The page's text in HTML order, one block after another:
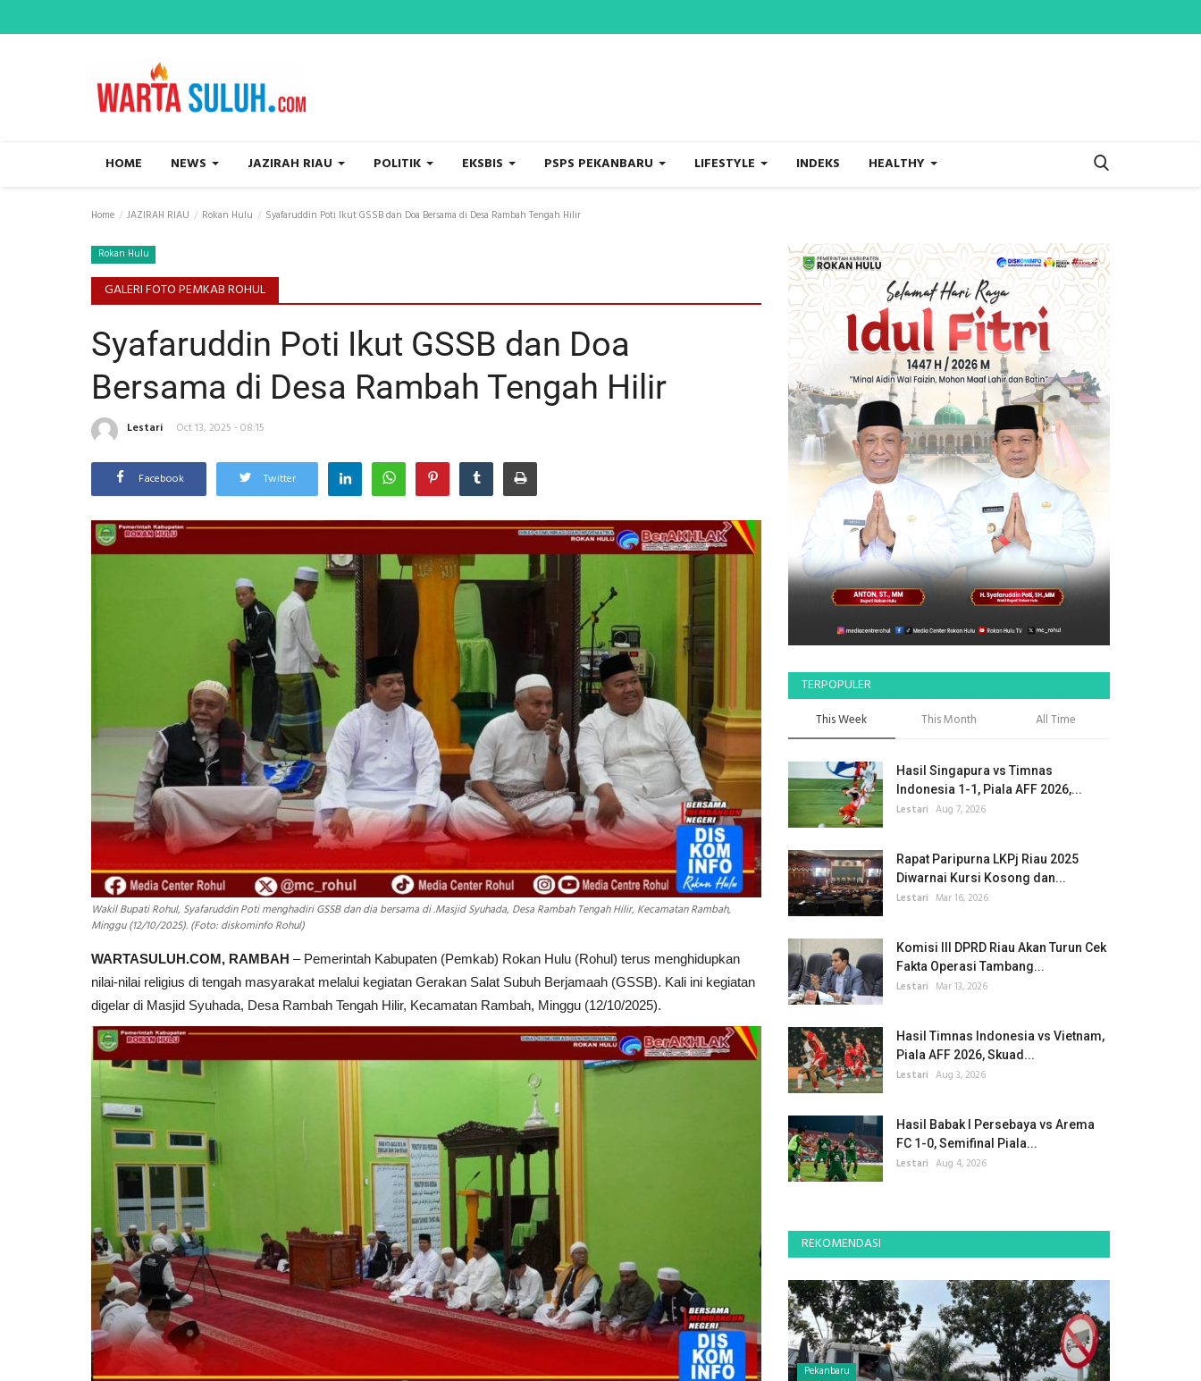
HOME NEWS JAZIRAH RIAU POLITIK EKSBIS PSPS PEKANBARU LIFESTYLE INDEKS HEALTHY
Home JAZIRAH RIAU Rokan Hulu Syafaruddin Poti Ikut GSSB dan Doa Bersama di Desa Rambah Tengah Hilir
Rokan Hulu
GALERI FOTO PEMKAB ROHUL
Syafaruddin Poti Ikut GSSB dan Doa
Bersama di Desa Rambah Tengah Hilir
Lestari Oct 13, 2025 - 08:15
Facebook Twitter
Wakil Bupati Rohul, Syafaruddin Poti menghadiri GSSB dan dia bersama di .Masjid Syuhada, Desa Rambah Tengah Hilir, Kecamatan Rambah,
Minggu (12/10/2025). (Foto: diskominfo Rohul)
WARTASULUH.COM, RAMBAH – Pemerintah Kabupaten (Pemkab) Rokan Hulu (Rohul) terus menghidupkan
nilai-nilai religius di tengah masyarakat melalui kegiatan Gerakan Salat Subuh Berjamaah (GSSB). Kali ini kegiatan
digelar di Masjid Syuhada, Desa Rambah Tengah Hilir, Kecamatan Rambah, Minggu (12/10/2025).
TERPOPULER
This Week This Month All Time
Hasil Singapura vs Timnas
Indonesia 1-1, Piala AFF 2026,...
Lestari Aug 7, 2026
Rapat Paripurna LKPj Riau 2025
Diwarnai Kursi Kosong dan...
Lestari Mar 16, 2026
Komisi III DPRD Riau Akan Turun Cek
Fakta Operasi Tambang...
Lestari Mar 13, 2026
Hasil Timnas Indonesia vs Vietnam,
Piala AFF 2026, Skuad...
Lestari Aug 3, 2026
Hasil Babak I Persebaya vs Arema
FC 1-0, Semifinal Piala...
Lestari Aug 4, 2026
REKOMENDASI
Pekanbaru